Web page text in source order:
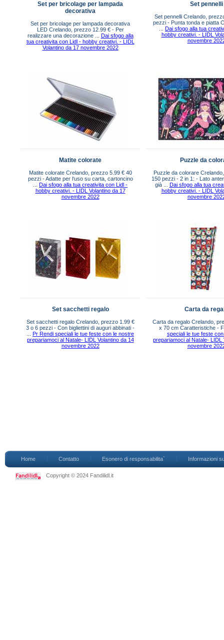
Set per bricolage per lampada
decorativa
Set per bricolage per lampada decorativa
LED Crelando, prezzo 12.99 € - Per
realizzare una decorazione ... Dai sfogo alla
tua creativita con Lidl - hobby creativi. - LIDL
Volantino da 17 novembre 2022
Set pennelli
Set pennelli Crelando,
pezzi - Punta tonda e piatta
...Dai sfogo alla tua
hobby creativi. - LIDL
novembre
Matite colorate
Matite colorate Crelando, prezzo 5.99 € 40
pezzi - Adatte per l‘uso su carta, cartoncino
...Dai sfogo alla tua creativita con Lidl -
hobby creativi. - LIDL Volantino da 17
novembre 2022
Puzzle da
Puzzle da colorare
150 pezzi - 2 in 1: - Lato
già ... Dai sfogo alla tua
hobby creativi. - LIDL
novembre
Set sacchetti regalo
Set sacchetti regalo Crelando, prezzo 1.99 €
3 o 6 pezzi - Con bigliettini di auguri abbinati -
...Pr Rendi speciali le tue feste con le nostre
prepariamoci al Natale- LIDL Volantino da 14
novembre 2022
Carta da
Carta da regalo Crelando,
x 70 cm Caratteristiche -
speciali le tue feste
prepariamoci al Natale- LIDL
novembre
Home Contatto Esonero di responsabilita` Informazioni
Copyright © 2024 Fandilidl.it